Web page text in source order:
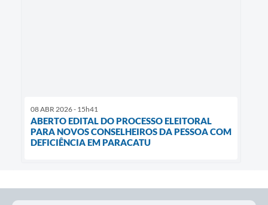
08 ABR 2026 - 15h41
ABERTO EDITAL DO PROCESSO ELEITORAL
PARA NOVOS CONSELHEIROS DA PESSOA COM
DEFICIÊNCIA EM PARACATU